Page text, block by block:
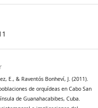
E., & Raventós Bonheví, J. (2011).
de orquídeas en Cabo San
de Guanahacabibes, Cuba.